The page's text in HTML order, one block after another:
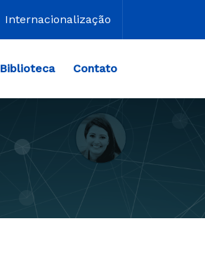
Internacionalização
Biblioteca Contato